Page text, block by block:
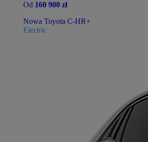
Od 160 900 zł
Nowa Toyota C-HR+
Electric